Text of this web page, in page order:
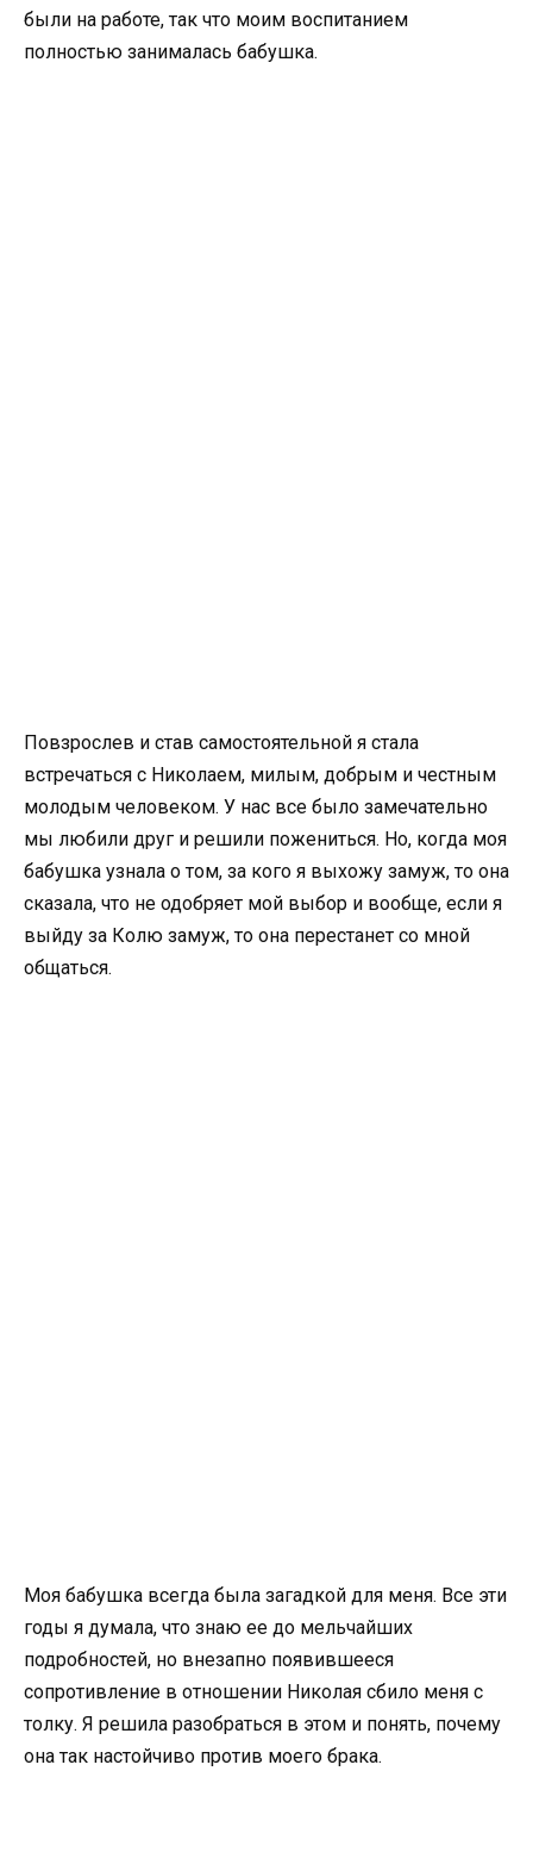
были на работе, так что моим воспитанием
полностью занималась бабушка.
Повзрослев и став самостоятельной я стала
встречаться с Николаем, милым, добрым и честным
молодым человеком. У нас все было замечательно
мы любили друг и решили пожениться. Но, когда моя
бабушка узнала о том, за кого я выхожу замуж, то она
сказала, что не одобряет мой выбор и вообще, если я
выйду за Колю замуж, то она перестанет со мной
общаться.
Моя бабушка всегда была загадкой для меня. Все эти
годы я думала, что знаю ее до мельчайших
подробностей, но внезапно появившееся
сопротивление в отношении Николая сбило меня с
толку. Я решила разобраться в этом и понять, почему
она так настойчиво против моего брака.